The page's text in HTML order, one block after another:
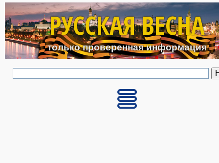
Перейти к основному
РУССКАЯ ВЕСНА
только проверенная информация